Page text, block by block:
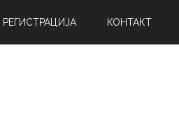
РЕГИСТРАЦИЈА КОНТАКТ